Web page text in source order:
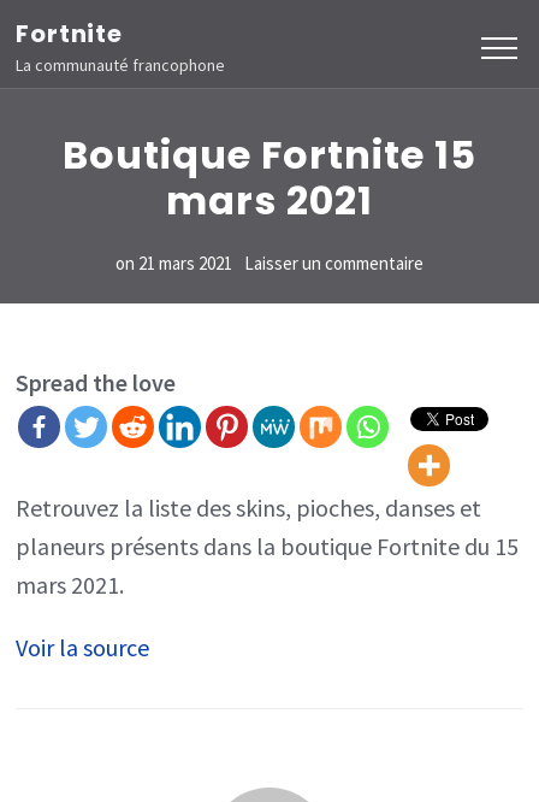
Aller
au
contenu
Entrée)
Fortnite
La communauté francophone
Boutique Fortnite 15
mars 2021
on 21 mars 2021 Laisser un commentaire
Boutique
mars
2021
Spread the love
Retrouvez la liste des skins, pioches, danses et
planeurs présents dans la boutique Fortnite du 15
mars 2021.
Voir la source